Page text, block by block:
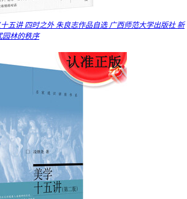
五讲 四时之外 朱良志作品自选 广西师范大学出版社 新
园林的秩序